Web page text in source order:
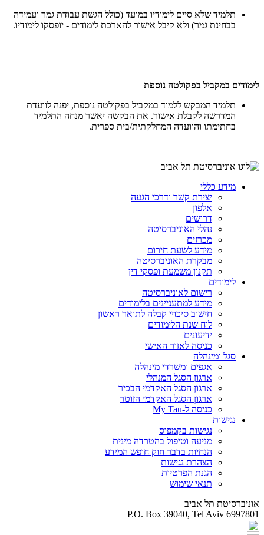
תלמיד שלא סיים לימודיו במועד (כולל הגשת עבודת גמר ועמידה
בבחינת גמר) ולא קיבל אישור להארכת לימודים - יופסקו לימודיו.
לימודים במקביל בפקולטה נוספת
תלמיד המבקש ללמוד במקביל בפקולטה נוספת, יפנה לוועדת
המדרשה לקבלת אישור. את הבקשה יאשר מנחה התלמיד
בחתימתו והוועדה המחלקתית/בית ספרית.
מידע כללי
יצירת קשר ודרכי הגעה
אלפון
דרושים
נהלי האוניברסיטה
מכרזים
מידע לשעת חירום
מבקרת האוניברסיטה
תקנון משמעת ופסקי דין
לימודים
רישום לאוניברסיטה
מידע למתעניינים בלימודים
חישוב סיכויי קבלה לתואר ראשון
לוח שנת הלימודים
ידיעונים
כניסה לאזור האישי
סגל ומינהלה
אגפים ומשרדי מינהלה
ארגון הסגל המנהלי
ארגון הסגל האקדמי הבכיר
ארגון הסגל האקדמי הזוטר
כניסה ל-My Tau
נגישות
נגישות בקמפוס
מניעה וטיפול בהטרדה מינית
הנחיות בדבר חוק חופש המידע
הצהרת נגישות
הגנת הפרטיות
תנאי שימוש
אוניברסיטת תל אביב
P.O. Box 39040, Tel Aviv 6997801